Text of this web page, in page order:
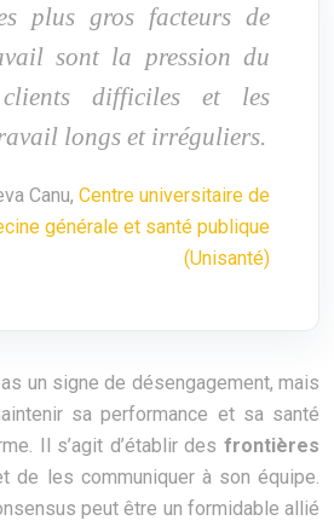
plus gros facteurs de
sont la pression du
difficiles et les
longs et irréguliers.
Canu, Centre universitaire de
générale et santé publique
(Unisanté)
un signe de désengagement, mais
sa performance et sa santé
Il s’agit d’établir des frontières
de les communiquer à son équipe.
peut être un formidable allié